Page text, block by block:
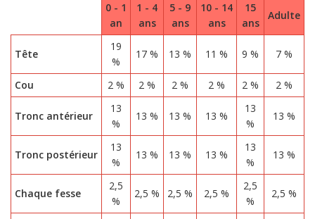
0 - 1
an
1 - 4
ans
5 - 9
ans
10 - 14
ans
15
ans
Adulte
Tête
19
%
17 % 13 % 11 % 9 % 7 %
Cou 2 % 2 % 2 % 2 % 2 % 2 %
Tronc antérieur
13
%
13 % 13 % 13 %
13
%
13 %
Tronc postérieur
13
%
13 % 13 % 13 %
13
%
13 %
Chaque fesse
2,5
%
2,5 % 2,5 % 2,5 %
2,5
%
2,5 %